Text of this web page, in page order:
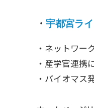
・ 宇都宮ラ
・ネットワー
・産学官連携
・バイオマス